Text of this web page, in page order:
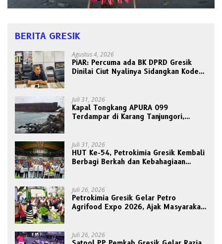
BERITA GRESIK
Agustus 4, 2026
PiAR: Percuma ada BK DPRD Gresik
Dinilai Ciut Nyalinya Sidangkan Kode
Juli 31, 2026
Kapal Tongkang APURA 099
Terdampar di Karang Tanjungori,
Juli 31, 2026
HUT Ke-54, Petrokimia Gresik Kembali
Berbagi Berkah dan Kebahagiaan
Juli 26, 2026
Petrokimia Gresik Gelar Petro
Agrifood Expo 2026, Ajak Masyarakat
Juli 26, 2026